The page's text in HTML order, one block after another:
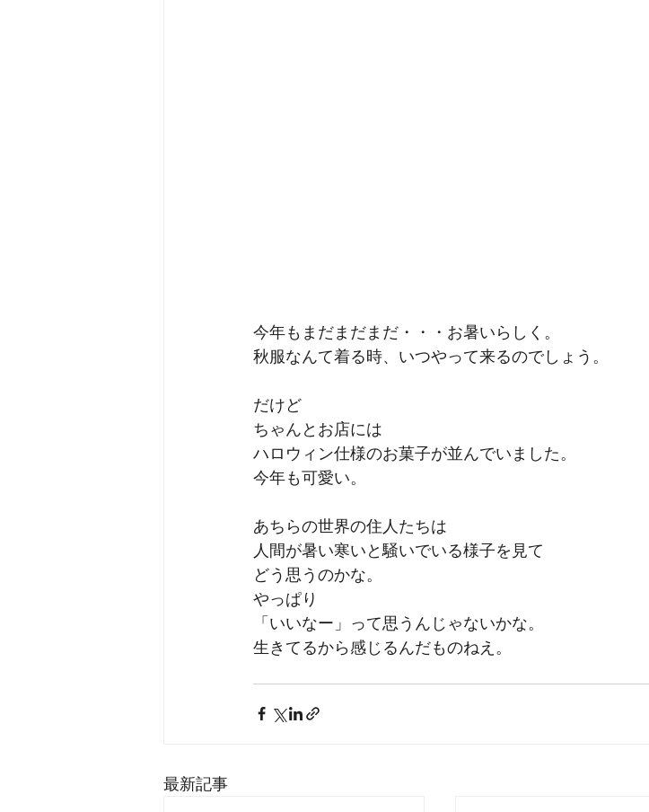
今年もまだまだまだ・・・お暑いらしく。
秋服なんて着る時、いつやって来るのでしょう。
だけど
ちゃんとお店には
ハロウィン仕様のお菓子が並んでいました。
今年も可愛い。
あちらの世界の住人たちは
人間が暑い寒いと騒いでいる様子を見て
どう思うのかな。
やっぱり
「いいなー」って思うんじゃないかな。
生きてるから感じるんだものねえ。
最新記事